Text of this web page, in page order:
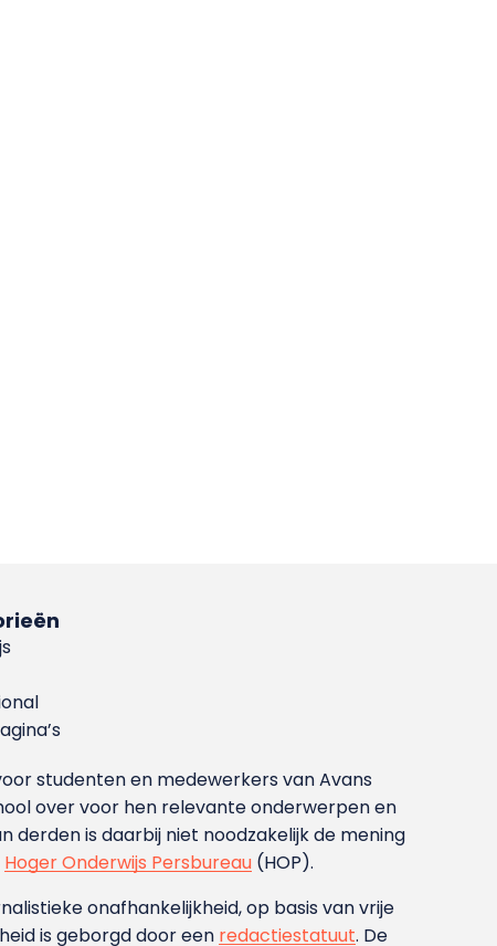
studenten en medewerkers van Avans
over voor hen relevante onderwerpen en
derden is daarbij niet noodzakelijk de mening
Hoger Onderwijs Persbureau (HOP).
onafhankelijkheid, op basis van vrije
is geborgd door een redactiestatuut. De